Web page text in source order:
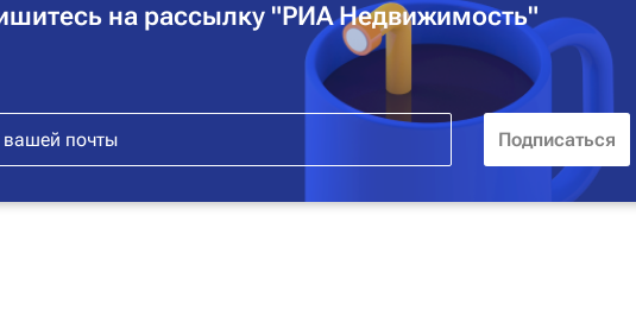
на рассылку "РИА Недвижимость"